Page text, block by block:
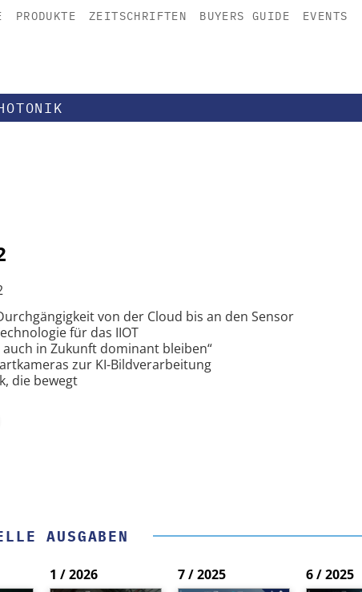
PRODUKTE ZEITSCHRIFTEN BUYERS GUIDE EVENTS
von der Cloud bis an den Sensor
für das IIOT
auch in Zukunft dominant bleiben“
zur KI-Bildverarbeitung
die bewegt
AUSGABEN
1 / 2026 7 / 2025 6 / 2025